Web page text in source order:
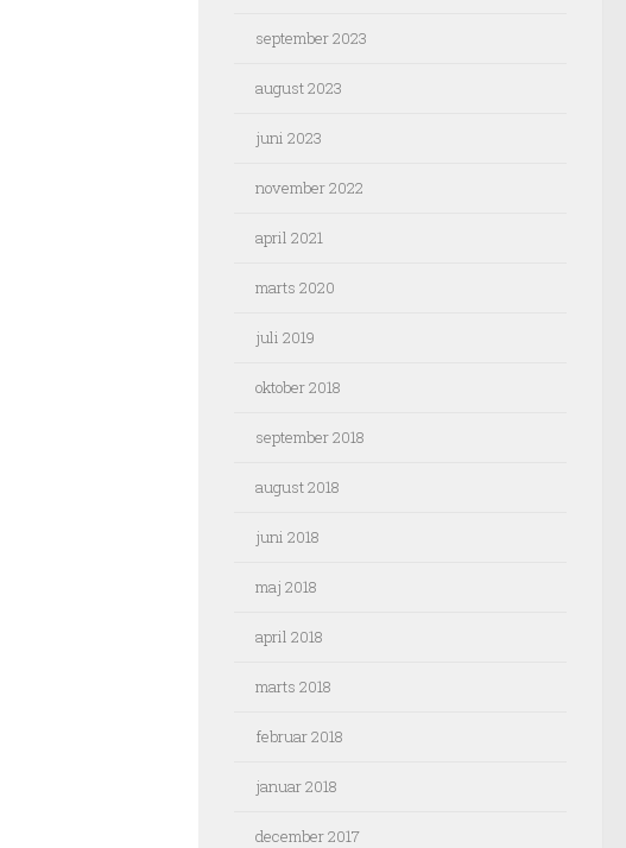
september 2023
august 2023
juni 2023
november 2022
april 2021
marts 2020
juli 2019
oktober 2018
september 2018
august 2018
juni 2018
maj 2018
april 2018
marts 2018
februar 2018
januar 2018
december 2017